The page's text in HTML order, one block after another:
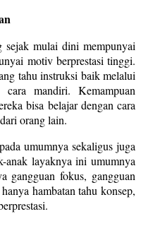
sejak mulai dini mempunyai
motiv berprestasi tinggi.
tahu instruksi baik melalui
cara mandiri. Kemampuan
bisa belajar dengan cara
orang lain.
umumnya sekaligus juga
anak layaknya ini umumnya
gangguan fokus, gangguan
hambatan tahu konsep,